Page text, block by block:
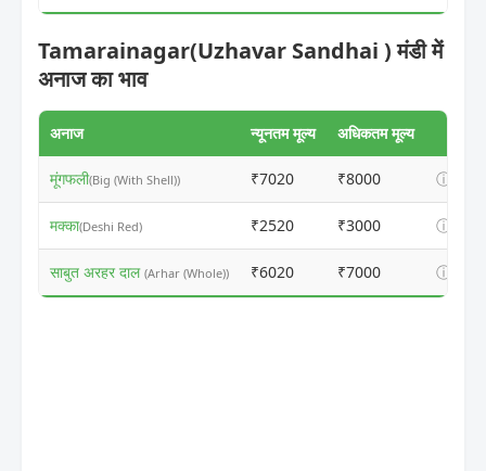
Tamarainagar(Uzhavar Sandhai ) मंडी में
अनाज का भाव
अनाज न्यूनतम मूल्य अधिकतम मूल्य
मूंगफली(Big (With Shell)) ₹7020 ₹8000 ⓘ
मक्का(Deshi Red) ₹2520 ₹3000 ⓘ
साबुत अरहर दाल (Arhar (Whole)) ₹6020 ₹7000 ⓘ